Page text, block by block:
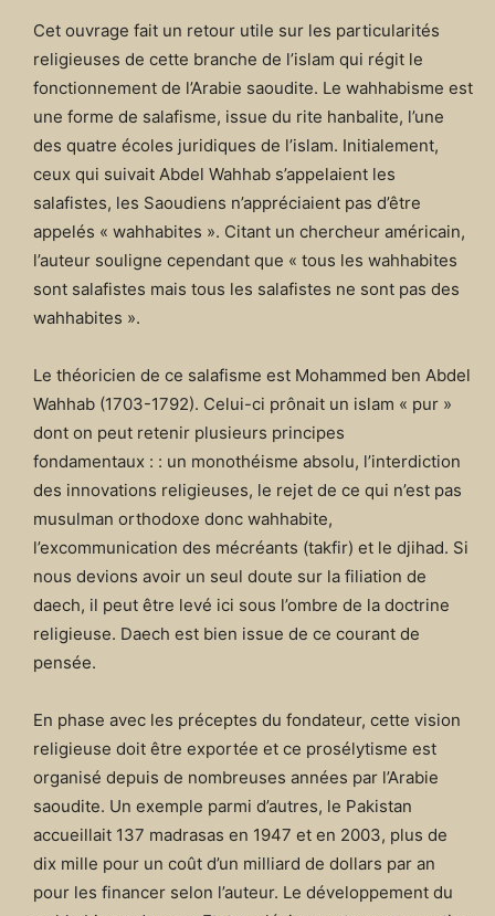
Cet ouvrage fait un retour utile sur les particularités
religieuses de cette branche de l’islam qui régit le
fonctionnement de l’Arabie saoudite. Le wahhabisme est
une forme de salafisme, issue du rite hanbalite, l’une
des quatre écoles juridiques de l’islam. Initialement,
ceux qui suivait Abdel Wahhab s’appelaient les
salafistes, les Saoudiens n’appréciaient pas d’être
appelés « wahhabites ». Citant un chercheur américain,
l’auteur souligne cependant que « tous les wahhabites
sont salafistes mais tous les salafistes ne sont pas des
wahhabites ».
Le théoricien de ce salafisme est Mohammed ben Abdel
Wahhab (1703-1792). Celui-ci prônait un islam « pur »
dont on peut retenir plusieurs principes
fondamentaux : : un monothéisme absolu, l’interdiction
des innovations religieuses, le rejet de ce qui n’est pas
musulman orthodoxe donc wahhabite,
l’excommunication des mécréants (takfir) et le djihad. Si
nous devions avoir un seul doute sur la filiation de
daech, il peut être levé ici sous l’ombre de la doctrine
religieuse. Daech est bien issue de ce courant de
pensée.
En phase avec les préceptes du fondateur, cette vision
religieuse doit être exportée et ce prosélytisme est
organisé depuis de nombreuses années par l’Arabie
saoudite. Un exemple parmi d’autres, le Pakistan
accueillait 137 madrasas en 1947 et en 2003, plus de
dix mille pour un coût d’un milliard de dollars par an
pour les financer selon l’auteur. Le développement du